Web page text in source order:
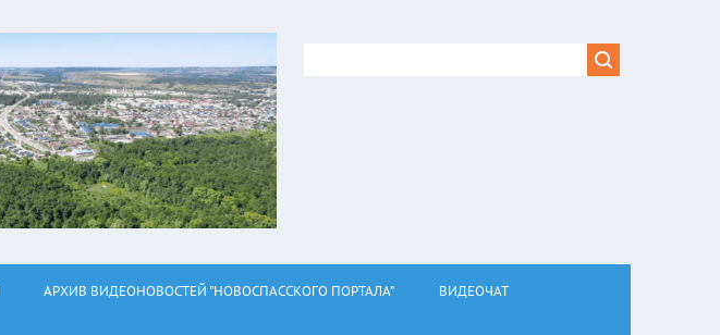
АРХИВ ВИДЕОНОВОСТЕЙ "НОВОСПАССКОГО ПОРТАЛА" ВИДЕОЧАТ